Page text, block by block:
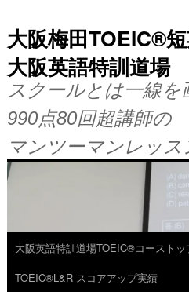
大阪梅田TOEIC®
大阪英語特訓道場
スクールとは一線を
990点80回超講師の
マンツーマンレッス
コ
ン
大阪英語特訓道場TOEIC®コーストッ
TOEIC®L&R スコアアップ実績